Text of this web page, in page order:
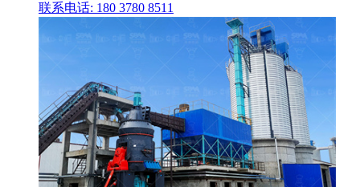
联系电话: 180 3780 8511